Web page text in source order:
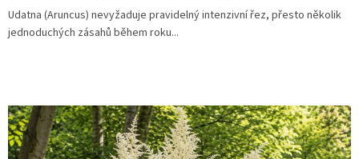
Udatna (Aruncus) nevyžaduje pravidelný intenzivní řez, přesto několik
jednoduchých zásahů během roku...